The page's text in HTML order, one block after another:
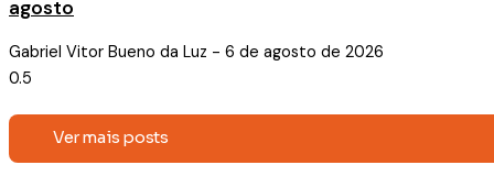
agosto
Gabriel Vitor Bueno da Luz 6 de agosto de 2026
Ver mais posts